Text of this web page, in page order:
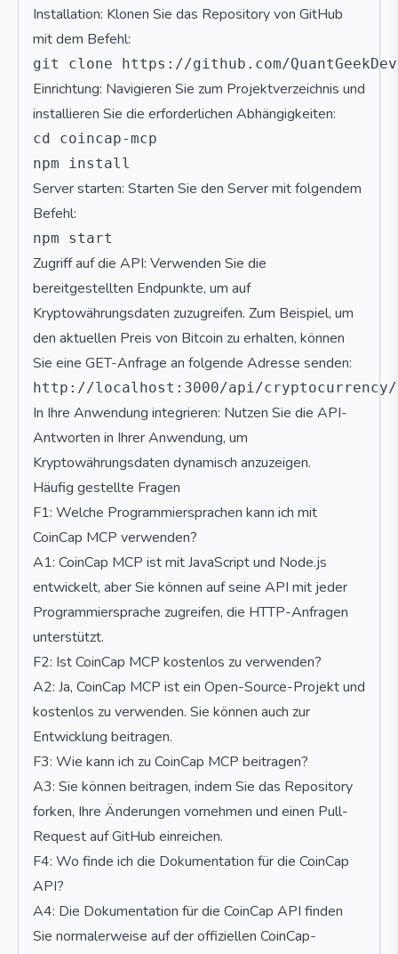
Installation: Klonen Sie das Repository von GitHub
mit dem Befehl:
Einrichtung: Navigieren Sie zum Projektverzeichnis und
installieren Sie die erforderlichen Abhängigkeiten:
cd coincap-mcp
Server starten: Starten Sie den Server mit folgendem
Befehl:
Zugriff auf die API: Verwenden Sie die
bereitgestellten Endpunkte, um auf
Kryptowährungsdaten zuzugreifen. Zum Beispiel, um
den aktuellen Preis von Bitcoin zu erhalten, können
Sie eine GET-Anfrage an folgende Adresse senden:
In Ihre Anwendung integrieren: Nutzen Sie die API-
Antworten in Ihrer Anwendung, um
Kryptowährungsdaten dynamisch anzuzeigen.
Häufig gestellte Fragen
F1: Welche Programmiersprachen kann ich mit
CoinCap MCP verwenden?
A1: CoinCap MCP ist mit JavaScript und Node.js
entwickelt, aber Sie können auf seine API mit jeder
Programmiersprache zugreifen, die HTTP-Anfragen
unterstützt.
F2: Ist CoinCap MCP kostenlos zu verwenden?
A2: Ja, CoinCap MCP ist ein Open-Source-Projekt und
kostenlos zu verwenden. Sie können auch zur
Entwicklung beitragen.
F3: Wie kann ich zu CoinCap MCP beitragen?
A3: Sie können beitragen, indem Sie das Repository
forken, Ihre Änderungen vornehmen und einen Pull-
Request auf GitHub einreichen.
F4: Wo finde ich die Dokumentation für die CoinCap
API?
A4: Die Dokumentation für die CoinCap API finden
Sie normalerweise auf der offiziellen CoinCap-